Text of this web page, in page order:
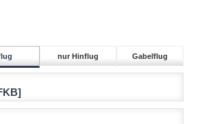
nur Hinflug Gabelflug